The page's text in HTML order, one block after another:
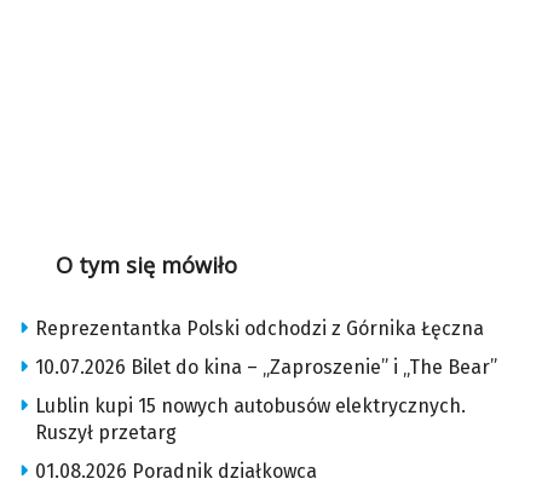
O tym się mówiło
Reprezentantka Polski odchodzi z Górnika Łęczna
10.07.2026 Bilet do kina – „Zaproszenie” i „The Bear”
Lublin kupi 15 nowych autobusów elektrycznych.
Ruszył przetarg
01.08.2026 Poradnik działkowca